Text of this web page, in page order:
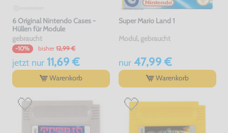
6 Original Nintendo Cases -
Hüllen für Module
gebraucht
-10% bisher 12,99 €
jetzt nur11,69 €
Warenkorb
Super Mario Land 1
Modul, gebraucht
nur47,99 €
Warenkorb